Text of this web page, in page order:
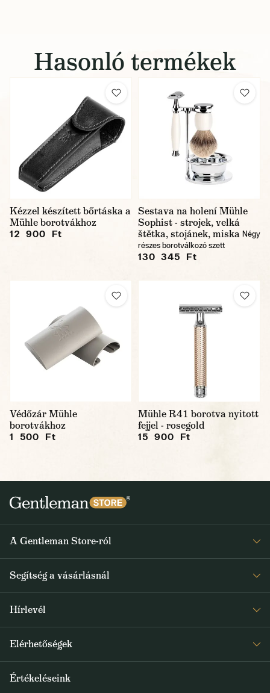
Hasonló termékek
Kézzel készített bőrtáska a
Mühle borotvákhoz
12 900 Ft
Sestava na holení Mühle
Sophist - strojek, velká
štětka, stojánek, miska Négy
részes borotválkozó szett
130 345 Ft
Védőzár Mühle
borotvákhoz
1 500 Ft
Mühle R41 borotva nyitott
fejjel - rosegold
15 900 Ft
A Gentleman Store-ról
Rólunk
Journal
Segítség a vásárlásnál
Általános Szerződési Feltételek
Hírlevél
a speciális kínálatokról
Elérhetőségek
Értékeléseink